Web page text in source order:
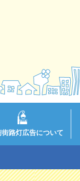
街路灯広告について